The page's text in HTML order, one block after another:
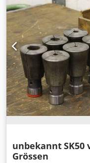
unbekanntSK50
Grössen